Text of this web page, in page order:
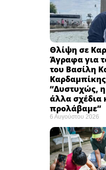
Θλίψη σε
Άγραφα για
του Βασίλη
“Δυστυχώς,
άλλα σχέδια
προλάβαμε”
6 Αυγούστου 2026